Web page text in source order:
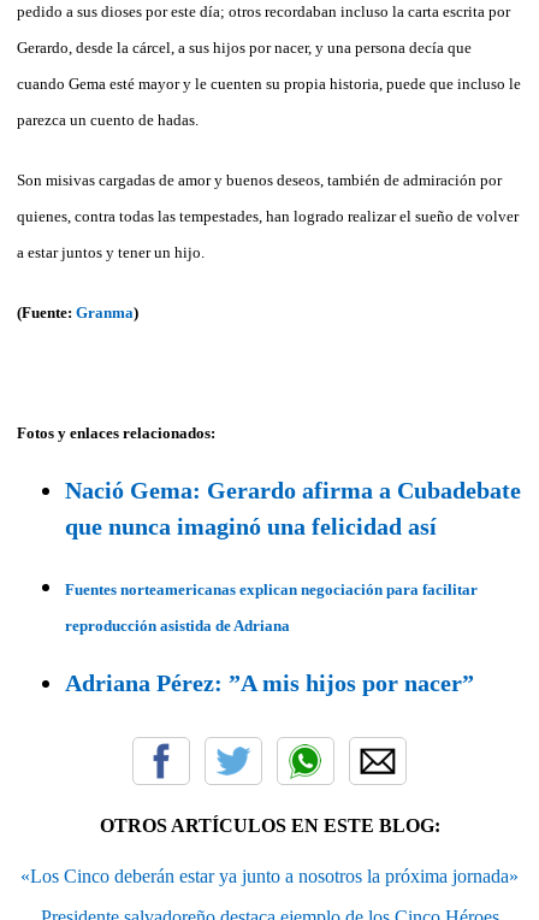
pedido a sus dioses por este día; otros recordaban incluso la carta escrita por
Gerardo, desde la cárcel, a sus hijos por nacer, y una persona decía que
cuando Gema esté mayor y le cuenten su propia historia, puede que incluso le
parezca un cuento de hadas.
Son misivas cargadas de amor y buenos deseos, también de admiración por
quienes, contra todas las tempestades, han logrado realizar el sueño de volver
a estar juntos y tener un hijo.
(Fuente: Granma)
Fotos y enlaces relacionados:
Nació Gema: Gerardo afirma a Cubadebate
que nunca imaginó una felicidad así
Fuentes norteamericanas explican negociación para facilitar
reproducción asistida de Adriana
Adriana Pérez: ”A mis hijos por nacer”
OTROS ARTÍCULOS EN ESTE BLOG:
«Los Cinco deberán estar ya junto a nosotros la próxima jornada»